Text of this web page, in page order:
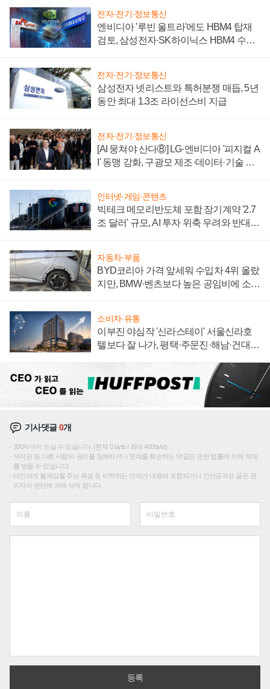
전자·전기·정보통신
엔비디아 '루빈 울트라'에도 HBM4 탑재
검토, 삼성전자·SK하이닉스 HBM4 수율
전자·전기·정보통신
삼성전자 넷리스트와 특허분쟁 매듭, 5년
동안 최대 1.3조 라이선스비 지급
전자·전기·정보통신
[AI 뭉쳐야 산다⑧] LG·엔비디아 '피지컬 A
I' 동맹 강화, 구광모 제조·데이터·기술 결
인터넷·게임·콘텐츠
빅테크 메모리반도체 포함 장기계약 '2.7
조 달러' 규모, AI 투자 위축 우려와 반대
자동차·부품
BYD코리아 가격 앞세워 수입차 4위 올랐
지만, BMW·벤츠보다 높은 공임비에 소비
소비자·유통
이부진 야심작 '신라스테이' 서울신라호
텔보다 잘 나가, 평택·주문진·해남·건대로
기사댓글0개
200자까지 쓰실 수 있습니다. (현재 0 byte / 최대 400byte)
저작권 등 다른 사람의 권리를 침해하거나 명예를 훼손하는 댓글은 관련 법률에 의해 제재
를 받을 수 있습니다.
타인에게 불쾌감을 주는 욕설 등 비하하는 단어가 내용에 포함되거나 인신공격성 글은 관
리자의 판단에 의해 삭제 합니다.